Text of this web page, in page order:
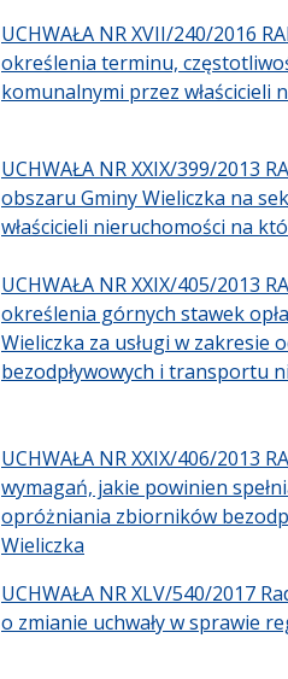
UCHWAŁA NR XVII/240/2016
określenia terminu,
komunalnymi przez właścicieli
UCHWAŁA NR XXIX/399/2013
obszaru Gminy Wieliczka na
właścicieli nieruchomości na
UCHWAŁA NR XXIX/405/2013
określenia górnych stawek
Wieliczka za usługi w
bezodpływowych i transportu
UCHWAŁA NR XXIX/406/2013
wymagań, jakie powinien
opróżniania zbiorników
Wieliczka
UCHWAŁA NR XLV/540/2017
o zmianie uchwały w sprawie